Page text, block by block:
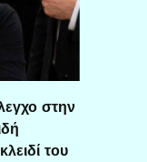
στην
του